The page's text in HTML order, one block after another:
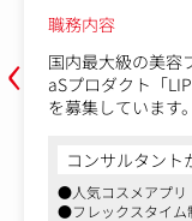
‹
職務内容
国内最大級の美容
aSプロダクト「
を募集しています。
本ポジションで
ブランドのマー
して、戦略設計か
コンサルタント
●人気コスメアプリ
●フレックスタイム